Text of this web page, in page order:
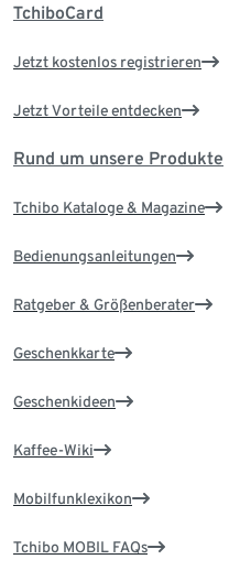
TchiboCard
Jetzt kostenlos registrieren
Jetzt Vorteile entdecken
Rund um unsere Produkte
Tchibo Kataloge & Magazine
Bedienungsanleitungen
Ratgeber & Größenberater
Geschenkkarte
Geschenkideen
Kaffee-Wiki
Mobilfunklexikon
Tchibo MOBIL FAQs